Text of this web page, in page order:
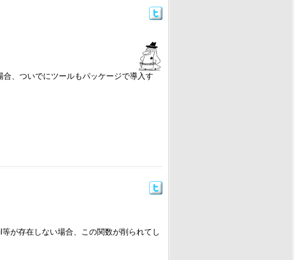
、ついでにツールもパッケージで導入す
が存在しない場合、この関数が削られてし